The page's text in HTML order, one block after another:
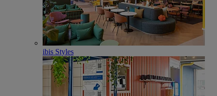
ibis Styles